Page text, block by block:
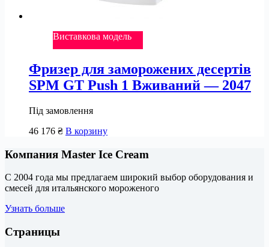
Виставкова модель
Фризер для заморожених десертів
SPM GT Push 1 Вживаний — 2047
Під замовлення
46 176 ₴ В корзину
Компания Master Ice Cream
С 2004 года мы предлагаем широкий выбор оборудования и
смесей для итальянского мороженого
Узнать больше
Страницы